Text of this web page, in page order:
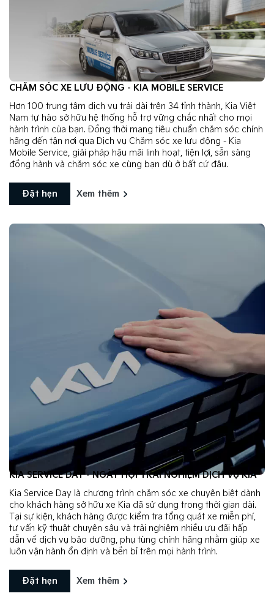
CHĂM SÓC XE LƯU ĐỘNG - KIA MOBILE SERVICE
Hơn 100 trung tâm dịch vụ trải dài trên 34 tỉnh thành, Kia Việt
Nam tự hào sở hữu hệ thống hỗ trợ vững chắc nhất cho mọi
hành trình của bạn. Đồng thời mang tiêu chuẩn chăm sóc chính
hãng đến tận nơi qua Dịch vụ Chăm sóc xe lưu động - Kia
Mobile Service, giải pháp hậu mãi linh hoạt, tiện lợi, sẵn sàng
đồng hành và chăm sóc xe cùng bạn dù ở bất cứ đâu.
Đặt hẹn Xem thêm
KIA SERVICE DAY - NGÀY HỘI TRẢI NGHIỆM DỊCH VỤ KIA
Kia Service Day là chương trình chăm sóc xe chuyên biệt dành
cho khách hàng sở hữu xe Kia đã sử dụng trong thời gian dài.
Tại sự kiện, khách hàng được kiểm tra tổng quát xe miễn phí,
tư vấn kỹ thuật chuyên sâu và trải nghiệm nhiều ưu đãi hấp
dẫn về dịch vụ bảo dưỡng, phụ tùng chính hãng nhằm giúp xe
luôn vận hành ổn định và bền bỉ trên mọi hành trình.
Đặt hẹn Xem thêm